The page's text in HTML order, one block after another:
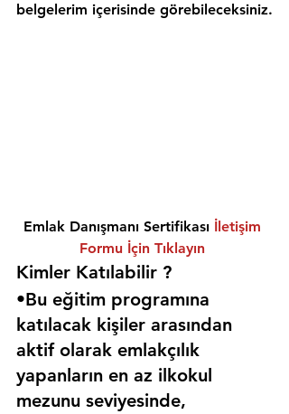
belgelerim içerisinde görebileceksiniz.
Emlak Danışmanı Sertifikası İletişim
Formu İçin Tıklayın
Kimler Katılabilir ?
•Bu eğitim programına
katılacak kişiler arasından
aktif olarak emlakçılık
yapanların en az ilkokul
mezunu seviyesinde,